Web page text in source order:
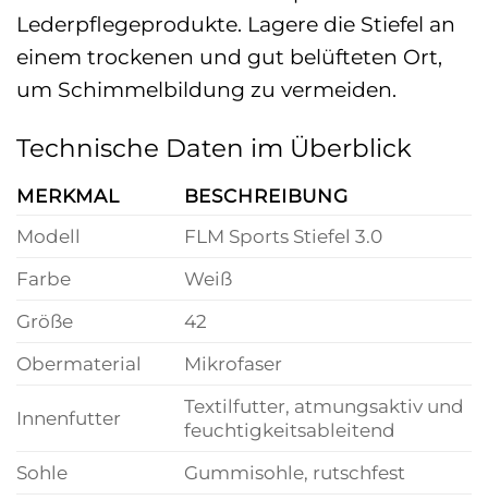
Lederpflegeprodukte. Lagere die Stiefel an
einem trockenen und gut belüfteten Ort,
um Schimmelbildung zu vermeiden.
Technische Daten im Überblick
MERKMAL
BESCHREIBUNG
Modell
FLM Sports Stiefel 3.0
Farbe
Weiß
Größe
42
Obermaterial
Mikrofaser
Innenfutter
Textilfutter, atmungsaktiv und
feuchtigkeitsableitend
Sohle
Gummisohle, rutschfest